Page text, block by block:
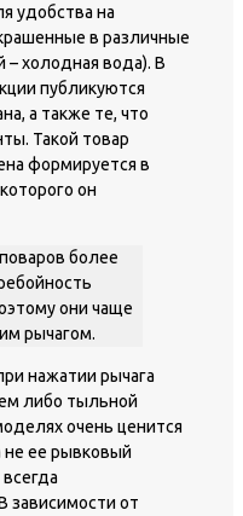
удобства на
в различные
– холодная вода). В
публикуются
а также те, что
Такой товар
формируется в
он
более
они чаще
рычагом.
нажатии рычага
либо тыльной
очень ценится
не ее рывковый
зависимости от